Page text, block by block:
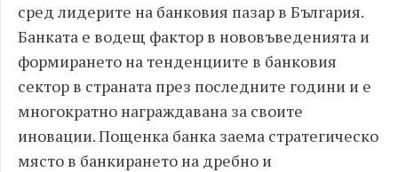
сред лидерите на банковия пазар в България.
Банката е водещ фактор в нововъведенията и
формирането на тенденциите в банковия
сектор в страната през последните години и е
многократно награждавана за своите
иновации. Пощенка банка заема стратегическо
място в банкирането на дребно и